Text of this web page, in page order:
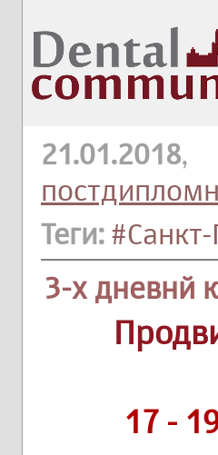
21.01.2018,
Теги:
3-х дневнй
17 -